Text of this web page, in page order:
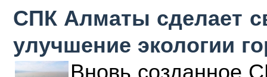
СПК Алматы сделает
улучшение экологии
Вновь созданное